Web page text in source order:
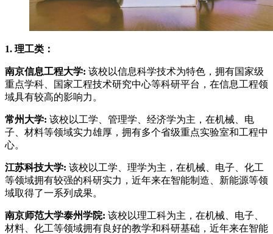
1. 理工类：
南京信息工程大学: 该校以信息科学技术为特色，拥有国家级
重点学科、国家工程技术研究中心等科研平台，在信息工程领
域具有较高的影响力。
常州大学: 该校以工学、管理学、经济学为主，在机械、电
子、材料等领域实力雄厚，拥有多个省级重点实验室和工程中
心。
江苏科技大学: 该校以工学、理学为主，在机械、电子、化工
等领域拥有较强的科研实力，近年来在智能制造、新能源等领
域取得了一系列成果。
南京师范大学泰州学院: 该校以理工科为主，在机械、电子、
材料、化工等领域拥有良好的教学和科研基础，近年来在智能